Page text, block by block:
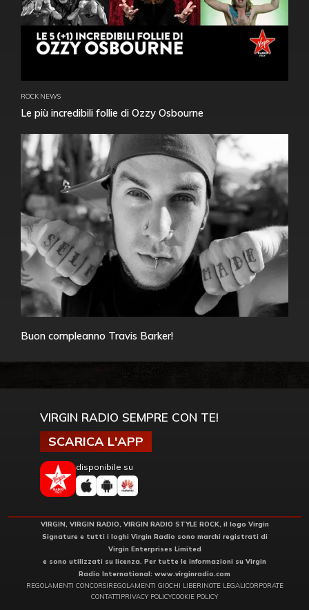
ROCK NEWS
Le più incredibili follie di Ozzy Osbourne
Buon compleanno Travis Barker!
VIRGIN RADIO SEMPRE CON TE!
SCARICA L'APP
disponibile su
VIRGIN, VIRGIN RADIO, VIRGIN RADIO STYLE ROCK, il logo Virgin
Signature e tutti i loghi Virgin Radio sono marchi registrati di
Virgin Enterprises Limited
e sono utilizzati su licenza. Per tutte le informazioni su Virgin
Radio International: www.virginradio.com
REGOLAMENTI CONCORSIREGOLAMENTI GIOCHI LIBERINOTE LEGALICORPORATE
CONTATTIPRIVACY POLICYCOOKIE POLICY